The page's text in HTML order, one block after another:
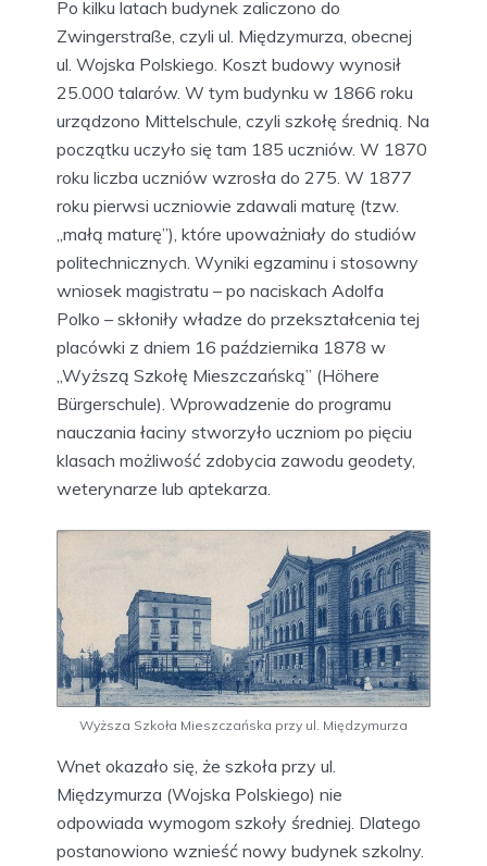
Po kilku latach budynek zaliczono do
Zwingerstraße, czyli ul. Międzymurza, obecnej
ul. Wojska Polskiego. Koszt budowy wynosił
25.000 talarów. W tym budynku w 1866 roku
urządzono Mittelschule, czyli szkołę średnią. Na
początku uczyło się tam 185 uczniów. W 1870
roku liczba uczniów wzrosła do 275. W 1877
roku pierwsi uczniowie zdawali maturę (tzw.
„małą maturę”), które upoważniały do studiów
politechnicznych. Wyniki egzaminu i stosowny
wniosek magistratu – po naciskach Adolfa
Polko – skłoniły władze do przekształcenia tej
placówki z dniem 16 października 1878 w
„Wyższą Szkołę Mieszczańską” (Höhere
Bürgerschule). Wprowadzenie do programu
nauczania łaciny stworzyło uczniom po pięciu
klasach możliwość zdobycia zawodu geodety,
weterynarze lub aptekarza.
Wyższa Szkoła Mieszczańska przy ul. Międzymurza
Wnet okazało się, że szkoła przy ul.
Międzymurza (Wojska Polskiego) nie
odpowiada wymogom szkoły średniej. Dlatego
postanowiono wznieść nowy budynek szkolny.